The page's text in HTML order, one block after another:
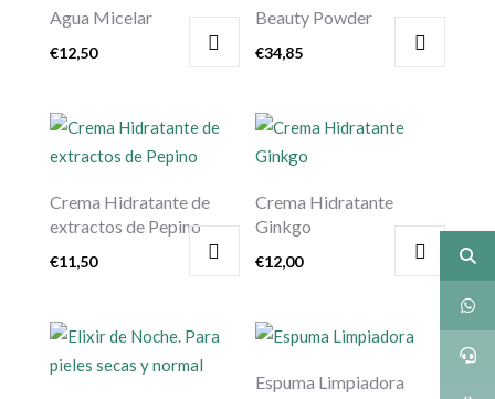
Agua Micelar
€12,50
Beauty Powder
€34,85
Crema Hidratante de
extractos de Pepino
€11,50
Crema Hidratante
Ginkgo
€12,00
Espuma Limpiadora